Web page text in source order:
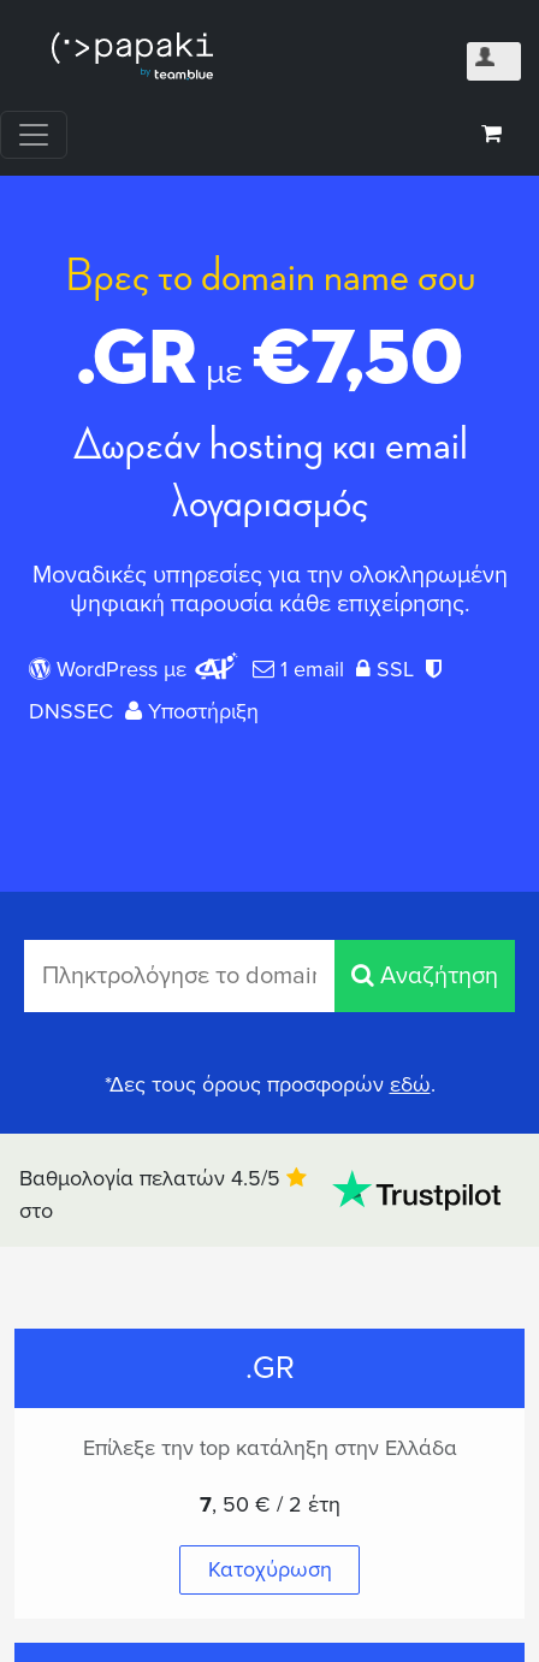
Βρες το domain name σου
.GR με €7,50
Δωρεάν hosting και email
λογαριασμός
Μοναδικές υπηρεσίες για την ολοκληρωμένη
ψηφιακή παρουσία κάθε επιχείρησης.
WordPress με 1 email
SSL
DNSSEC
Υποστήριξη
Αναζήτηση
*Δες τους όρους προσφορών εδώ.
Βαθμολογία πελατών 4.5/5
στο
.GR
Επίλεξε την top κατάληξη στην Ελλάδα
7, 50 € / 2 έτη
Κατοχύρωση